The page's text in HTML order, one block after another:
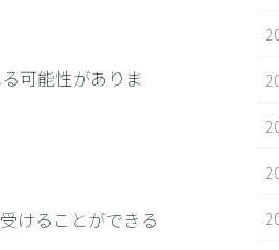
可能性がありま
けることができる